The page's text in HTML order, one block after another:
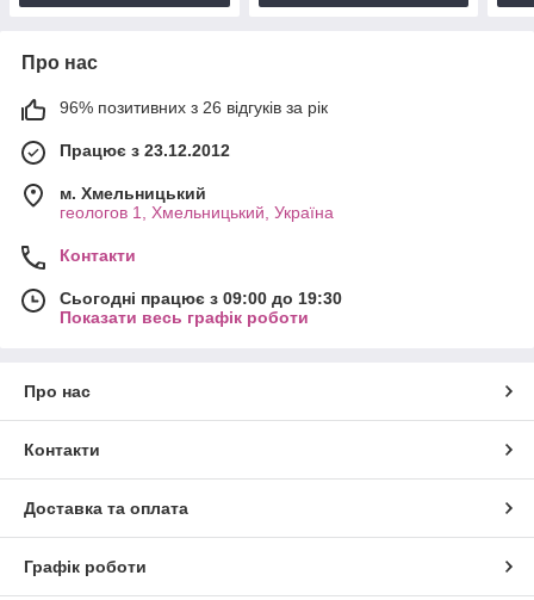
Про нас
96% позитивних з 26 відгуків за рік
Працює з 23.12.2012
м. Хмельницький
геологов 1, Хмельницький, Україна
Контакти
Сьогодні працює з 09:00 до 19:30
Показати весь графік роботи
Про нас
Контакти
Доставка та оплата
Графік роботи